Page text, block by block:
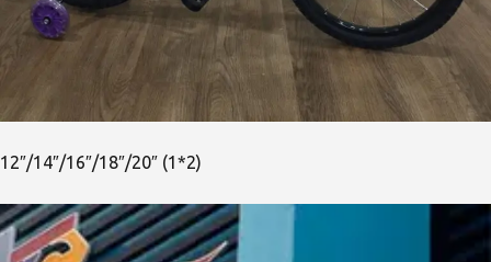
12″/14″/16″/18″/20″ (1*2)